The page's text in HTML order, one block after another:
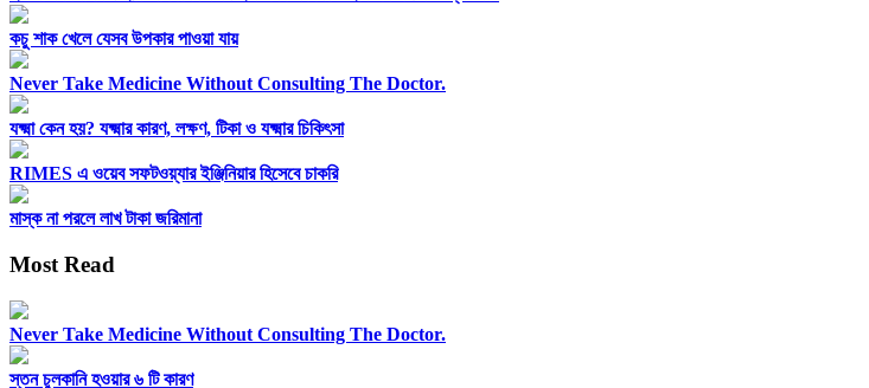
কচু শাক খেলে যেসব উপকার পাওয়া যায়
Never Take Medicine Without Consulting The Doctor.
যক্ষ্মা কেন হয়? যক্ষ্মার কারণ, লক্ষণ, টিকা ও যক্ষ্মার চিকিৎসা
RIMES এ ওয়েব সফটওয়্যার ইঞ্জিনিয়ার হিসেবে চাকরি
মাস্ক না পরলে লাখ টাকা জরিমানা
Most Read
Never Take Medicine Without Consulting The Doctor.
স্তন চুলকানি হওয়ার ৬ টি কারণ